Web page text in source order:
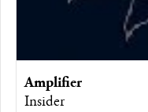
Amplifier
Insider